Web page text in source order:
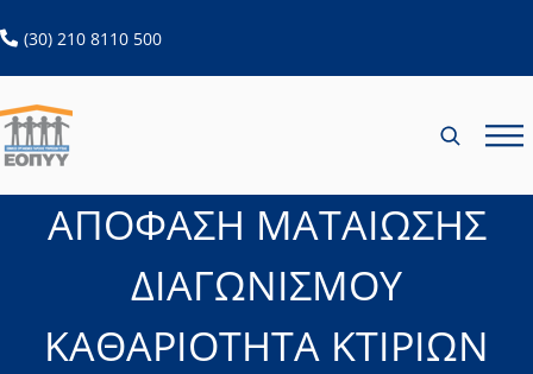
(30) 210 8110 500ανοίγει σε νέα καρτέλα
ΑΠΟΦΑΣΗ ΜΑΤΑΙΩΣΗΣ
ΔΙΑΓΩΝΙΣΜΟΥ
ΚΑΘΑΡΙΟΤΗΤΑ ΚΤΙΡΙΩΝ